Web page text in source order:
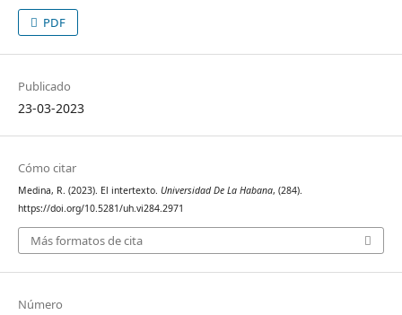
PDF
Publicado
23-03-2023
Cómo citar
Medina, R. (2023). El intertexto. Universidad De La Habana, (284).
https://doi.org/10.5281/uh.vi284.2971
Más formatos de cita
Número